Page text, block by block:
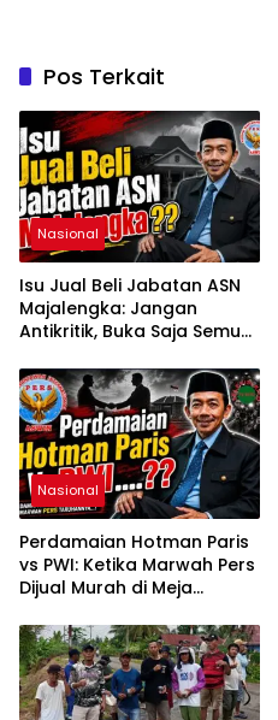
Pos Terkait
Nasional
Isu Jual Beli Jabatan ASN
Majalengka: Jangan
Antikritik, Buka Saja Semua
Jabatan kepada Publik
Oleh: Aceng Syamsul
Hadie, S.Sos., MM. Ketua
Dewan Pembina Pusat
ASWIN
Nasional
Perdamaian Hotman Paris
vs PWI: Ketika Marwah Pers
Dijual Murah di Meja
Syamsul Hadie (ASH)”